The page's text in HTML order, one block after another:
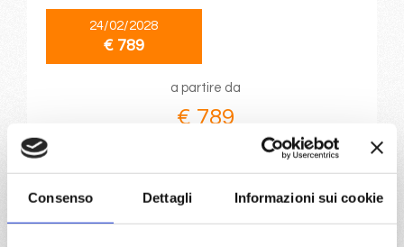
Consenso Dettagli Informazioni sui cookie
24/02/2028
€ 789
a partire da
€ 789
daBarcellonaconMSC Euribia